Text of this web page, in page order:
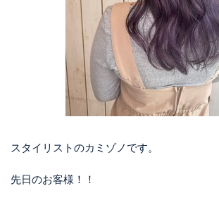
スタイリストのカミゾノです。
先日のお客様！！